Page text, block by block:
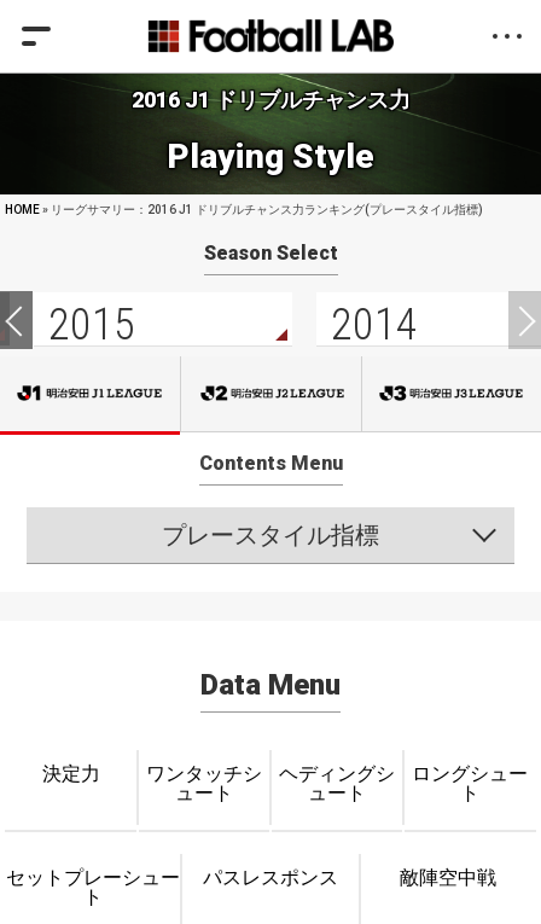
2016 J1 ドリブルチャンス力
Playing Style
HOME» リーグサマリー：2016 J1 ドリブルチャンス力ランキング(プレースタイル指標)
Season Select
2015 2014
Contents Menu
プレースタイル指標
Data Menu
決定力
ワンタッチシ
ュート
ヘディングシ
ュート
ロングシュー
ト
セットプレーシュー
ト
パスレスポンス 敵陣空中戦